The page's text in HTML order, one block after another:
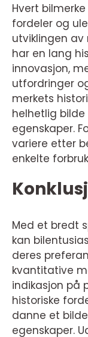
Hvert
fordeler og
utviklingen av
har en lang
innovasjon,
utfordringer
merkets
helhetlig
egenskaper.
variere etter
enkelte
Med et bredt
kan
deres
kvantitative
indikasjon på
historiske
danne et
egenskaper.